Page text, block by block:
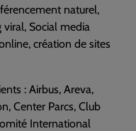
naturel,
viral, Social media
création de sites
: Airbus, Areva,
Center Parcs, Club
International